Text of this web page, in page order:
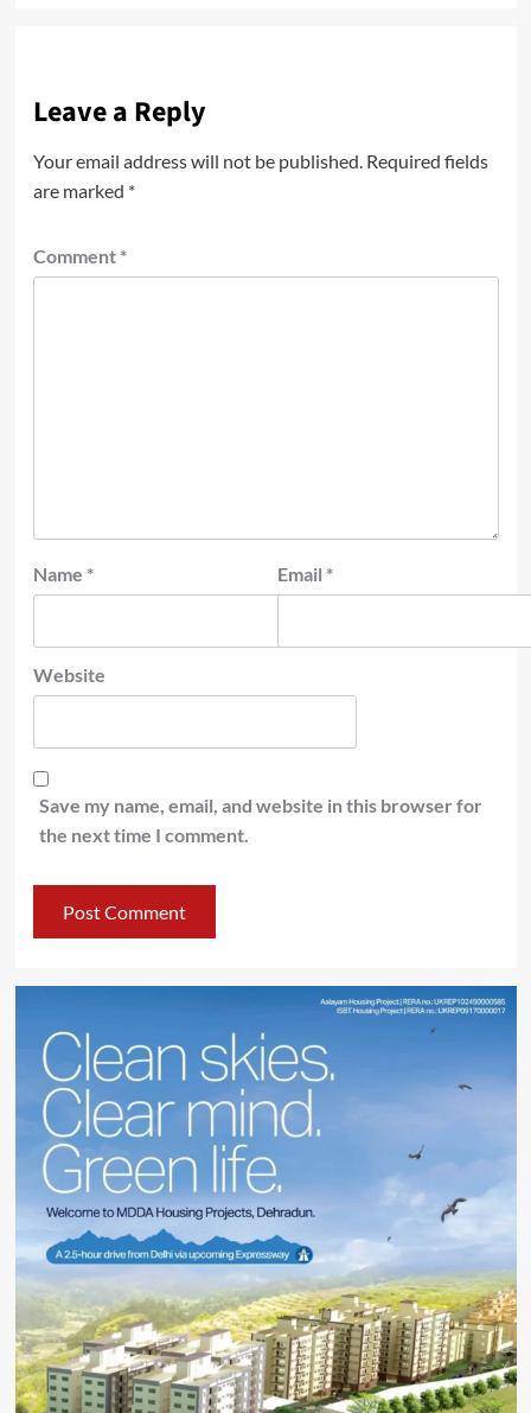
Leave a Reply
Your email address will not be published. Required fields
are marked *
Comment *
Name * Email *
Website
Save my name, email, and website in this browser for
the next time I comment.